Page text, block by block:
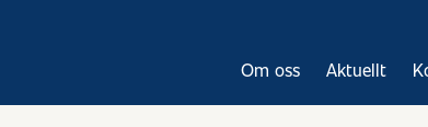
Om oss Aktuellt